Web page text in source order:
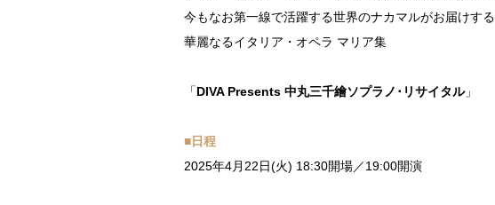
今もなお第一線で活躍する世界のナカマルがお届けする
華麗なるイタリア・オペラ マリア集
「DIVA Presents 中丸三千繪ソプラノ･リサイタル」
■日程
2025年4月22日(火) 18:30開場／19:00開演